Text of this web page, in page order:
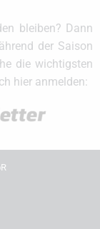
bleiben? Dann
der Saison
die wichtigsten
hier anmelden: